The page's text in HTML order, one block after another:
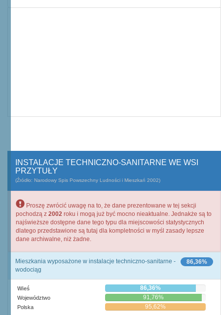
INSTALACJE TECHNICZNO-SANITARNE WE WSI
PRZYTUŁY
(Źródło: Narodowy Spis Powszechny Ludności i Mieszkań 2002)
Proszę zwrócić uwagę na to, że dane prezentowane w tej sekcji
pochodzą z 2002 roku i mogą już być mocno nieaktualne. Jednakże są to
najświeższe dostępne dane tego typu dla miejscowości statystycznych
dlatego przedstawione są tutaj dla kompletności w myśl zasady lepsze
dane archiwalne, niż żadne.
86,36%
Mieszkania wyposażone w instalacje techniczno-sanitarne -
wodociąg
Wieś 86,36%
Województwo 91,76%
Polska 95,62%